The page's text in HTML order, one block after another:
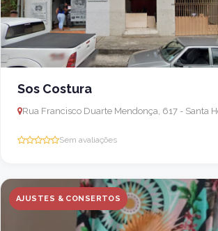
Sos Costura
Sem avaliações
AJUSTES & CONSERTOS